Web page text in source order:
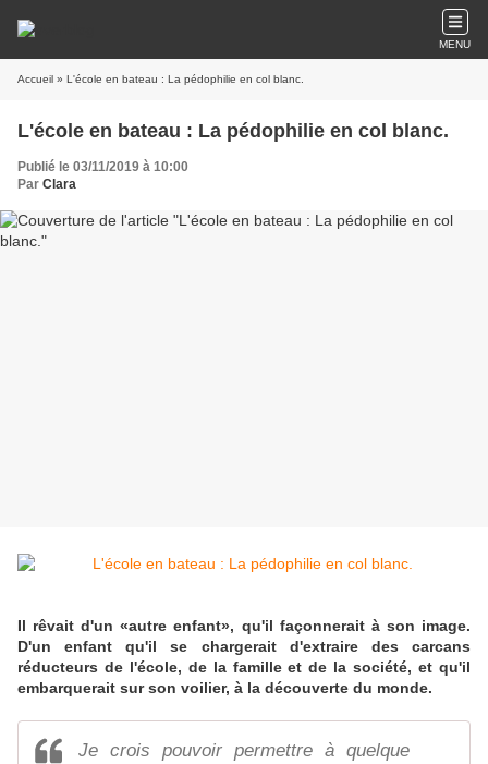
MENU
Accueil » L'école en bateau : La pédophilie en col blanc.
L'école en bateau : La pédophilie en col blanc.
Publié le 03/11/2019 à 10:00
Par Clara
Il rêvait d'un «autre enfant», qu'il façonnerait à son image.
D'un enfant qu'il se chargerait d'extraire des carcans
réducteurs de l'école, de la famille et de la société, et qu'il
embarquerait sur son voilier, à la découverte du monde.
Je crois pouvoir permettre à quelque